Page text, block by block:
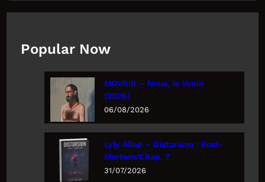
Popular Now
MOVRIR – Nous, le Venin
(2026)
06/08/2026
Lyly Allan – Distorsion : Post-
Mortem/Chap. 7
31/07/2026